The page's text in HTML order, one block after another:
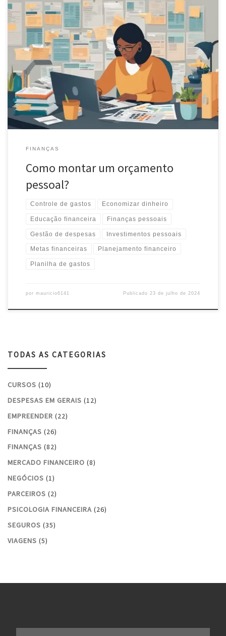
Aprenda a criar seu orçamento pessoal de forma simples e eficaz.
Controle suas finanças, alcance seus objetivos e conquiste
estabilidade financeira.
FINANÇAS
Como montar um orçamento
pessoal?
Controle de gastos Economizar dinheiro
Educação financeira Finanças pessoais
Gestão de despesas Investimentos pessoais
Metas financeiras Planejamento financeiro
Planilha de gastos
por mauricio6141 Publicado23 de julho de 2024
TODAS AS CATEGORIAS
CURSOS (10)
DESPESAS EM GERAIS (12)
EMPREENDER (22)
FINANÇAS (26)
FINANÇAS (82)
MERCADO FINANCEIRO (8)
NEGÓCIOS (1)
PARCEIROS (2)
PSICOLOGIA FINANCEIRA (26)
SEGUROS (35)
VIAGENS (5)